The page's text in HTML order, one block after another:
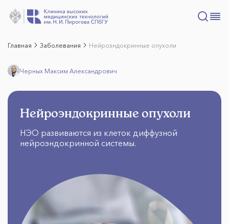
Главная Заболевания Нейроэндокринные опухоли
Черных Максим Александрович
Нейроэндокринные опухоли
НЭО развиваются из клеток диффузной
нейроэндокринной системы.